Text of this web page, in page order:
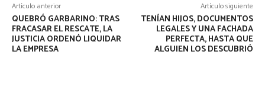
Artículo anterior
QUEBRÓ GARBARINO: TRAS
FRACASAR EL RESCATE, LA
JUSTICIA ORDENÓ LIQUIDAR
LA EMPRESA
Artículo siguiente
TENÍAN HIJOS, DOCUMENTOS
LEGALES Y UNA FACHADA
PERFECTA, HASTA QUE
ALGUIEN LOS DESCUBRIÓ